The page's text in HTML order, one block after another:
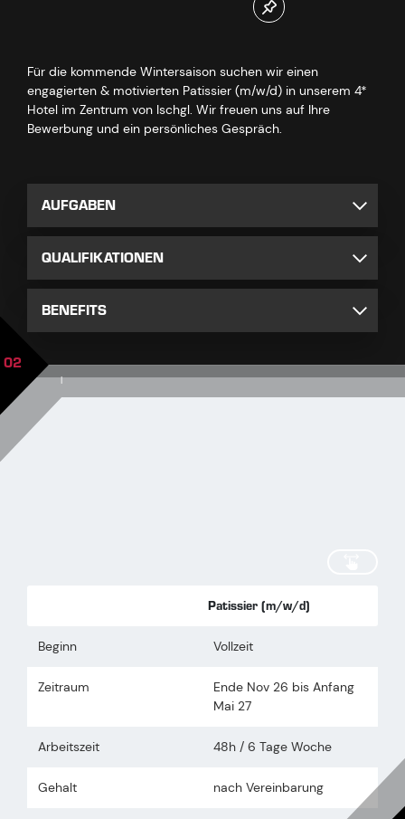
Für die kommende Wintersaison suchen wir einen
engagierten & motivierten Patissier (m/w/d) in unserem 4*
Hotel im Zentrum von Ischgl. Wir freuen uns auf Ihre
Bewerbung und ein persönliches Gespräch.
AUFGABEN
QUALIFIKATIONEN
BENEFITS
|
02
Patissier (m/w/d)
Beginn Vollzeit
Zeitraum
Ende Nov 26 bis Anfang
Mai 27
Arbeitszeit 48h / 6 Tage Woche
Gehalt nach Vereinbarung